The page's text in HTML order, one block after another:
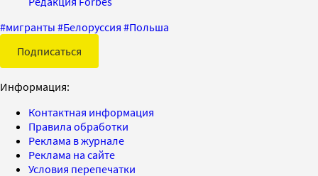
#мигранты #Белоруссия #Польша
Подписаться
Информация:
Контактная информация
Правила обработки
Реклама в журнале
Реклама на сайте
Условия перепечатки